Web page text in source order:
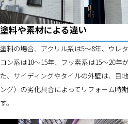
塗料や素材による違い
塗料の場合、アクリル系は5～8年、ウレ
コン系は10～15年、フッ素系は15～20年
た、サイディングやタイルの外壁は、目
ング）の劣化具合によってリフォーム時
す。